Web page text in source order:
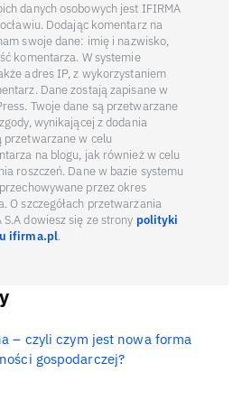
danych osobowych jest IFIRMA
Dodając komentarz na
swoje dane: imię i nazwisko,
komentarza. W systemie
adres IP, z wykorzystaniem
Dane zostają zapisane w
Twoje dane są przetwarzane
wynikającej z dodania
przetwarzane w celu
na blogu, jak również w celu
roszczeń. Dane w bazie systemu
przez okres
O szczegółach przetwarzania
dowiesz się ze strony polityki
ifirma.pl.
– czyli czym jest nowa forma
gospodarczej?